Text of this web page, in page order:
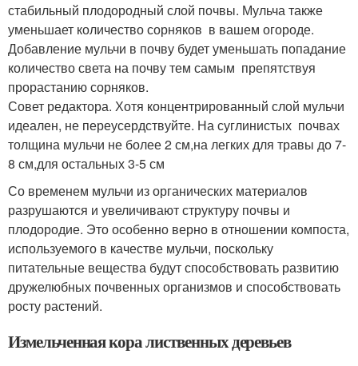
стабильный плодородный слой почвы. Мульча также
уменьшает количество сорняков в вашем огороде.
Добавление мульчи в почву будет уменьшать попадание
количество света на почву тем самым препятствуя
прорастанию сорняков.
Совет редактора. Хотя концентрированный слой мульчи
идеален, не переусердствуйте. На суглинистых почвах
толщина мульчи не более 2 см,на легких для травы до 7-
8 см,для остальных 3-5 см
Со временем мульчи из органических материалов
разрушаются и увеличивают структуру почвы и
плодородие. Это особенно верно в отношении компоста,
используемого в качестве мульчи, поскольку
питательные вещества будут способствовать развитию
дружелюбных почвенных организмов и способствовать
росту растений.
Измельченная кора лиственных деревьев